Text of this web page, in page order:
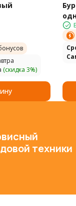
(скидка 3%)
техники